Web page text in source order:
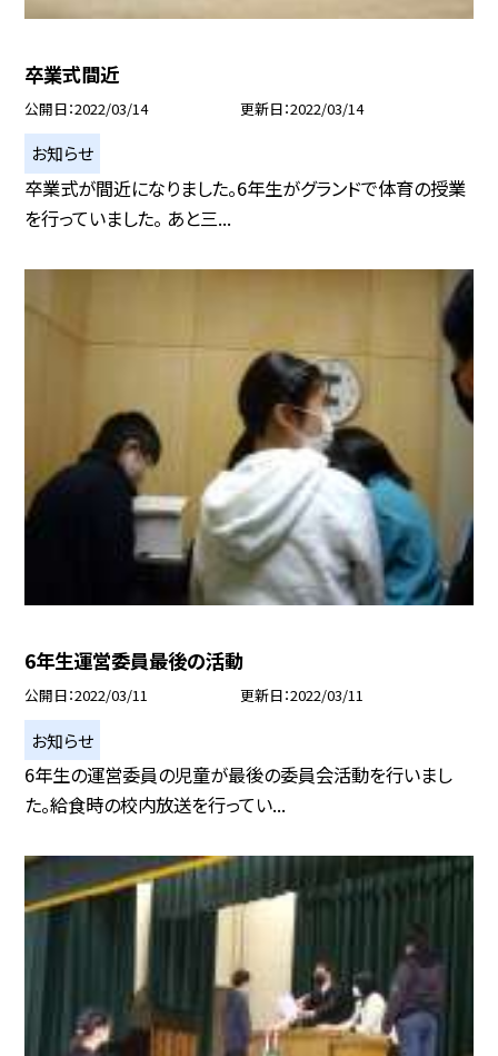
卒業式間近
公開日 2022/03/14 更新日 2022/03/14
お知らせ
卒業式が間近になりました。6年生がグランドで体育の授業
を行っていました。 あと三...
6年生運営委員最後の活動
公開日 2022/03/11 更新日 2022/03/11
お知らせ
6年生の運営委員の児童が最後の委員会活動を行いまし
た。給食時の校内放送を行ってい...